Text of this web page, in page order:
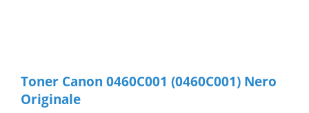
Toner Canon 0460C001 (0460C001) Nero
Originale